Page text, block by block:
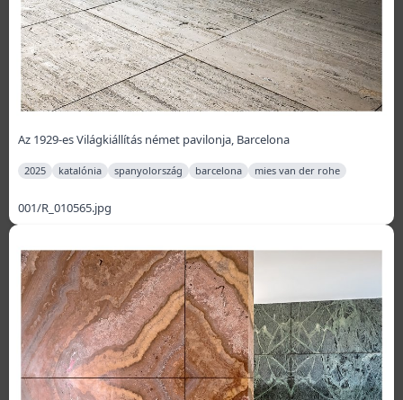
Az 1929-es Világkiállítás német pavilonja, Barcelona
2025 katalónia spanyolország barcelona mies van der rohe
001/R_010565.jpg